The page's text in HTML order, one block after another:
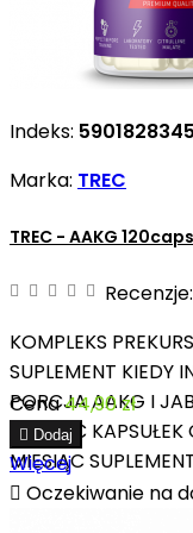
Indeks:
Marka: TREC
TREC - AAKG 120caps
Recenzje:
KOMPLEKS
SUPLEMENT KIEDY
PORCJA AAKG I
POSTAĆ
MIESIĄC
Cena44,90 zł
 Dodaj
Więcej
 Oczekiwanie na